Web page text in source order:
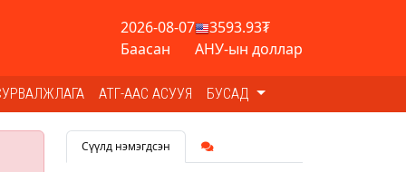
2026-08-07
Баасан
3593.93₮
АНУ-ын доллар
АТГ-ААС АСУУЯ БУСАД
Сүүлд нэмэгдсэн